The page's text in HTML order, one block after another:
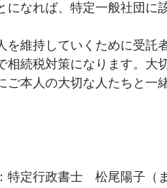
になれば、特定一般社団に
維持していくために受託
相続税対策になります。大
ご本人の大切な人たちと一
特定行政書士　松尾陽子（